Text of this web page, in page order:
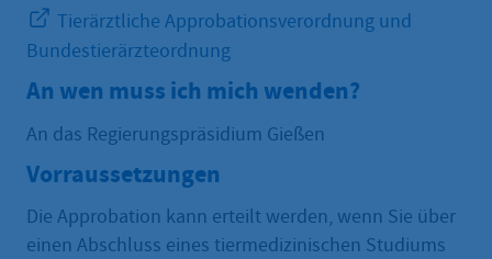
Tierärztliche Approbationsverordnung und
Bundestierärzteordnung
An wen muss ich mich wenden?
An das Regierungspräsidium Gießen
Vorraussetzungen
Die Approbation kann erteilt werden, wenn Sie über
einen Abschluss eines tiermedizinischen Studiums